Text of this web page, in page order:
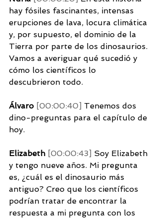
hay fósiles fascinantes, intensas
erupciones de lava, locura climática
y, por supuesto, el dominio de la
Tierra por parte de los dinosaurios.
Vamos a averiguar qué sucedió y
cómo los científicos lo
descubrieron todo.
Álvaro [00:00:40] Tenemos dos
dino-preguntas para el capítulo de
hoy.
Elizabeth [00:00:43] Soy Elizabeth
y tengo nueve años. Mi pregunta
es, ¿cuál es el dinosaurio más
antiguo? Creo que los científicos
podrían tratar de encontrar la
respuesta a mi pregunta con los